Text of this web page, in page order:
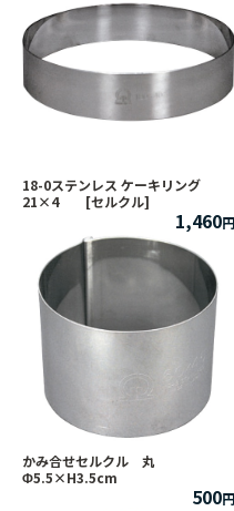
18-0ステンレス ケーキリング
21×4 [セルクル]
1,460
かみ合せセルクル 丸
Φ5.5×H3.5cm
500